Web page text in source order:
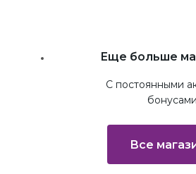
Перейти на
Еще больше
С постоянными
бонусами
Все